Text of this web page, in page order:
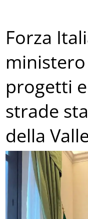
Forza
progetti
strade
della